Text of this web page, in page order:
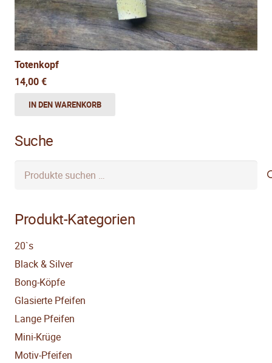
Totenkopf
14,00€
IN DEN WARENKORB
Suche
Produkt-Kategorien
20`s
Black & Silver
Bong-Köpfe
Glasierte Pfeifen
Lange Pfeifen
Mini-Krüge
Motiv-Pfeifen